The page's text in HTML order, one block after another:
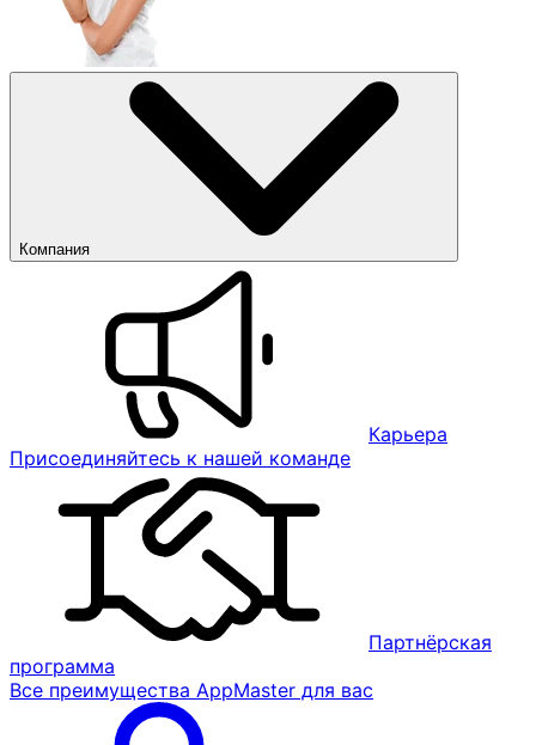
Компания
Карьера
Присоединяйтесь к нашей команде
Партнёрская
программа
Все преимущества AppMaster для вас